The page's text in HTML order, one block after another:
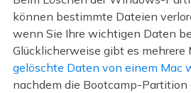
können bestimmte Dateien
wenn Sie Ihre wichtigen Daten
Glücklicherweise gibt es mehrere
gelöschte Daten von einem Mac
nachdem die Bootcamp-Partition